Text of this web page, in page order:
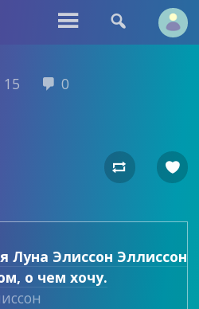
 
15  0
 
Луна Элиссон Эллиссон
о чем хочу.